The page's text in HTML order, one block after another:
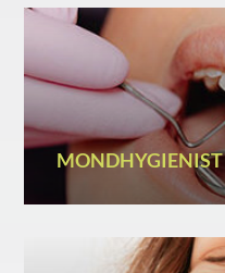
MONDHYGIENIST